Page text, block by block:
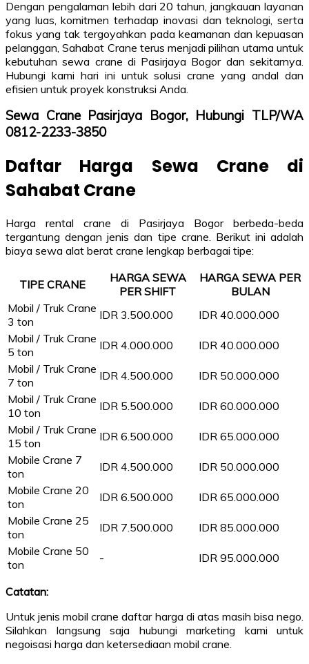
Dengan pengalaman lebih dari 20 tahun, jangkauan layanan
yang luas, komitmen terhadap inovasi dan teknologi, serta
fokus yang tak tergoyahkan pada keamanan dan kepuasan
pelanggan, Sahabat Crane terus menjadi pilihan utama untuk
kebutuhan sewa crane di Pasirjaya Bogor dan sekitarnya.
Hubungi kami hari ini untuk solusi crane yang andal dan
efisien untuk proyek konstruksi Anda.
Sewa Crane Pasirjaya Bogor, Hubungi TLP/WA
0812-2233-3850
Daftar Harga Sewa Crane di
Sahabat Crane
Harga rental crane di Pasirjaya Bogor berbeda-beda
tergantung dengan jenis dan tipe crane. Berikut ini adalah
biaya sewa alat berat crane lengkap berbagai tipe:
TIPE CRANE
HARGA SEWA
PER SHIFT
HARGA SEWA PER
BULAN
Mobil / Truk Crane
3 ton
IDR 3.500.000
IDR 40.000.000
Mobil / Truk Crane
5 ton
IDR 4.000.000
IDR 40.000.000
Mobil / Truk Crane
7 ton
IDR 4.500.000
IDR 50.000.000
Mobil / Truk Crane
10 ton
IDR 5.500.000
IDR 60.000.000
Mobil / Truk Crane
15 ton
IDR 6.500.000
IDR 65.000.000
Mobile Crane 7
ton
IDR 4.500.000
IDR 50.000.000
Mobile Crane 20
ton
IDR 6.500.000
IDR 65.000.000
Mobile Crane 25
ton
IDR 7.500.000
IDR 85.000.000
Mobile Crane 50
ton
- IDR 95.000.000
Catatan:
Untuk jenis mobil crane daftar harga di atas masih bisa nego.
Silahkan langsung saja hubungi marketing kami untuk
negoisasi harga dan ketersediaan mobil crane.